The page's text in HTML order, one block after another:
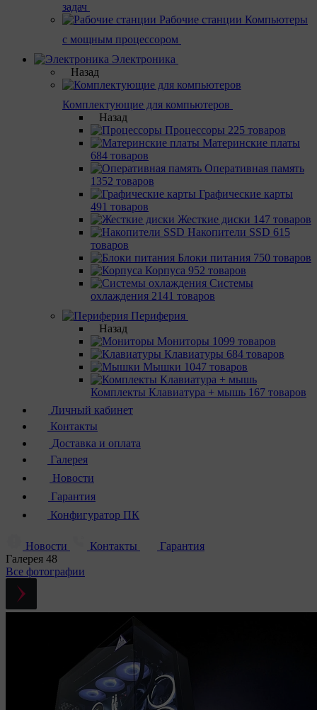
задач
Рабочие станции Компьютеры
с мощным процессором
Электроника
Назад
Комплектующие для компьютеров
Назад
Процессоры 225 товаров
Материнcкие платы
684 товаров
Оперативная память
1352 товаров
Графические карты
491 товаров
Жесткие диски 147 товаров
Накопители SSD 615
товаров
Блоки питания 750 товаров
Корпуса 952 товаров
Системы
охлаждения 2141 товаров
Периферия
Назад
Мониторы 1099 товаров
Клавиатуры 684 товаров
Мышки 1047 товаров
Комплекты Клавиатура + мышь 167 товаров
Личный кабинет
Контакты
Доставка и оплата
Галерея
Новости
Гарантия
Конфигуратор ПК
Новости Контакты
Гарантия
Галерея 48
Все фотографии